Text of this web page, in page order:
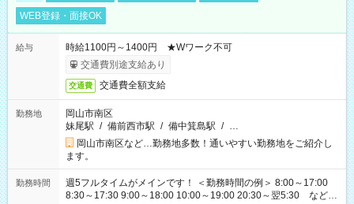
WEB登録・面接OK
給与
時給1100円～1400円 ★Wワーク不可
交通費別途支給あり
交通費 交通費全額支給
勤務地
岡山市南区
妹尾駅 / 備前西市駅 / 備中箕島駅 / …
岡山市南区など…勤務地多数！通いやすい勤務地をご紹介し
ます。
勤務時間
週5フルタイムがメインです！ ＜勤務時間の例＞ 8:00～17:00
8:30～17:30 9:00～18:00 10:00～19:00 20:30～翌5:30 など ★